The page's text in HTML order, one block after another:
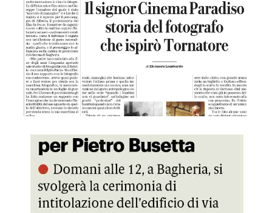
GDS 14/04/2023 Lions cerimonia per Piero Busetta